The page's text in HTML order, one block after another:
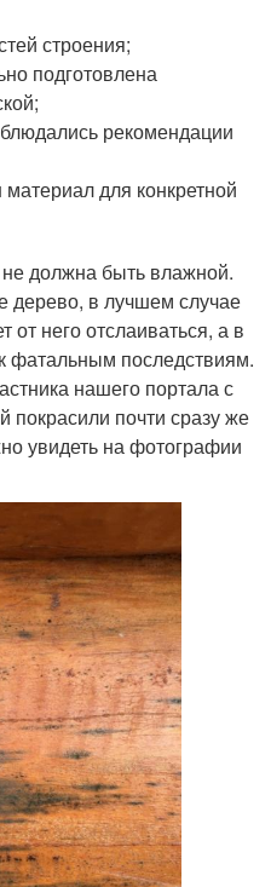
строения;
подготовлена
рекомендации
для конкретной
должна быть влажной.
дерево, в лучшем случае
от него отслаиваться, а в
фатальным последствиям.
нашего портала с
покрасили почти сразу же
увидеть на фотографии